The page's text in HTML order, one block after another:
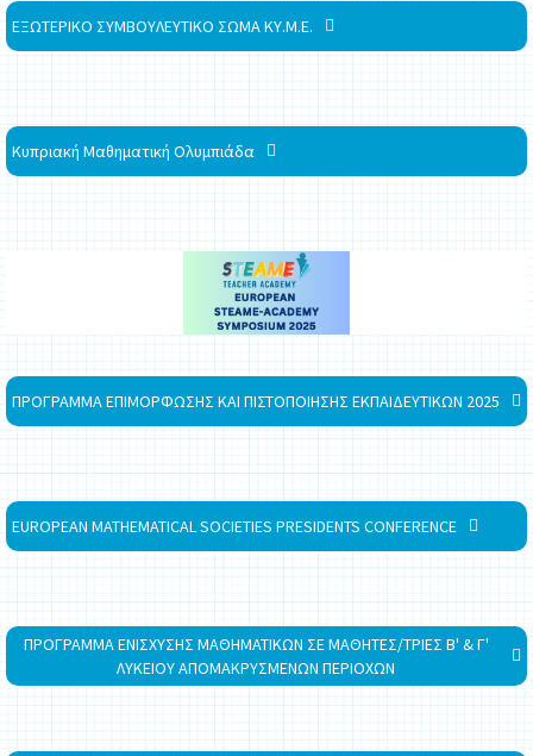
ΕΞΩΤΕΡΙΚΟ ΣΥΜΒΟΥΛΕΥΤΙΚΟ ΣΩΜΑ ΚΥ.Μ.Ε.
Κυπριακή Μαθηματική Ολυμπιάδα
ΠΡΟΓΡΑΜΜΑ ΕΠΙΜΟΡΦΩΣΗΣ ΚΑΙ ΠΙΣΤΟΠΟΙΗΣΗΣ ΕΚΠΑΙΔΕΥΤΙΚΩΝ 2025
EUROPEAN MATHEMATICAL SOCIETIES PRESIDENTS CONFERENCE
ΠΡΟΓΡΑΜΜΑ ΕΝΙΣΧΥΣΗΣ ΜΑΘΗΜΑΤΙΚΩΝ ΣΕ ΜΑΘΗΤΕΣ/ΤΡΙΕΣ Β' & Γ'
ΛΥΚΕΙΟΥ ΑΠΟΜΑΚΡΥΣΜΕΝΩΝ ΠΕΡΙΟΧΩΝ